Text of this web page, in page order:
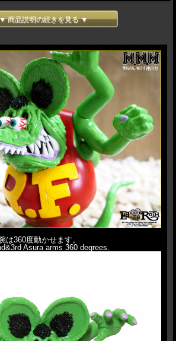
colorway and due to overwhelming demands,
JUST one more time. YOUR LAST CHANCE!!
1pc at maximum.
same shipping address under different
without notification.
to announce the sofubi project with Magical
羅(Asura) Rat Fink. Firstly appeared on tee,
from MxMxM back in 2011 and going through
it turned into MADE IN JAPAN sofubi. Needless
MOONEYES. Composed of crazy 13 parts, you
you can move his tail. Plus it comes with
Omake(free prize), which Asura Rat Fink can
more Asura Rat Fink can hold finger board in
Please note finger board not included. This is
might don't want to miss this masterpiece!!
to Toe), HxW:37x38cm(Package)
商品説明の続きを見る ▼
は360度動かせます。
Asura arms 360 degrees.